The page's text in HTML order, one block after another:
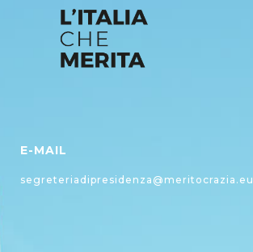
E-MAIL
segreteriadipresidenza@meritocrazia.eu